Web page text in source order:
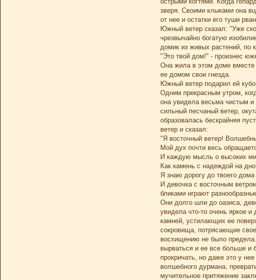
зверя. Своими клыками она
от нее и остатки его туши
Южный ветер сказал: "Уже
чрезвычайно богатую
домик из живых растений, по
"Это твой дом!" - произнес
Она жила в этом доме
ее домом свои гнезда.
Южный ветер подарил ей
Одним прекрасным утром,
она увидела весьма чистым и
сильный песчаный ветер,
образовалась бескрайняя
ветер и сказал:
"Я восточный ветер!
Мой дух почти весь
И каждую мысль о высоких
Как камень с надеждой на
Я знаю дорогу до твоего
И девочка с восточным
бликами играют
Они долго шли до оазиса,
увидела что-то очень яркое
камней, устилающих ее
сокровища, потрясающие
восхищению не было предела.
вырваться и ее все больше и
прокричать, но даже это у
волшебного дурмана,
мучительное притяжение